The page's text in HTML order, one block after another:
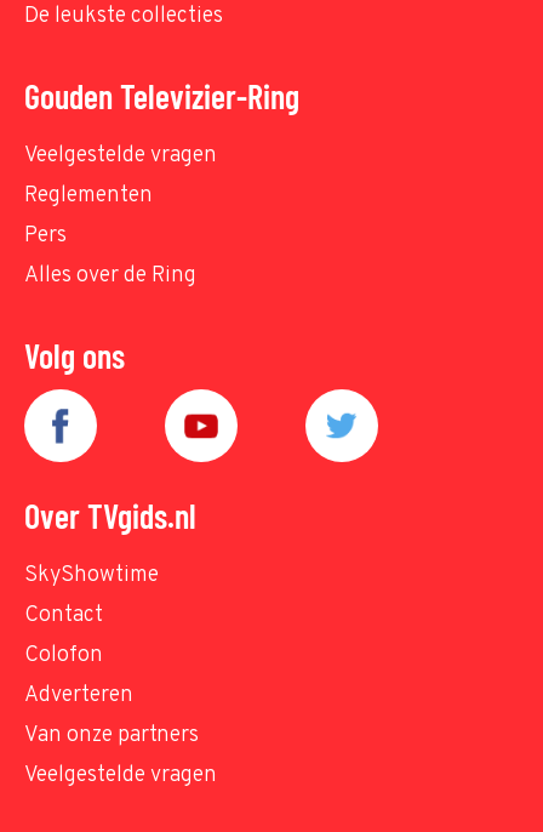
De leukste collecties
Gouden Televizier-Ring
Veelgestelde vragen
Reglementen
Pers
Alles over de Ring
Volg ons
Over TVgids.nl
SkyShowtime
Contact
Colofon
Adverteren
Van onze partners
Veelgestelde vragen